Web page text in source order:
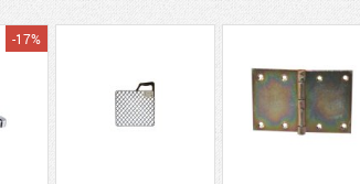
-17%